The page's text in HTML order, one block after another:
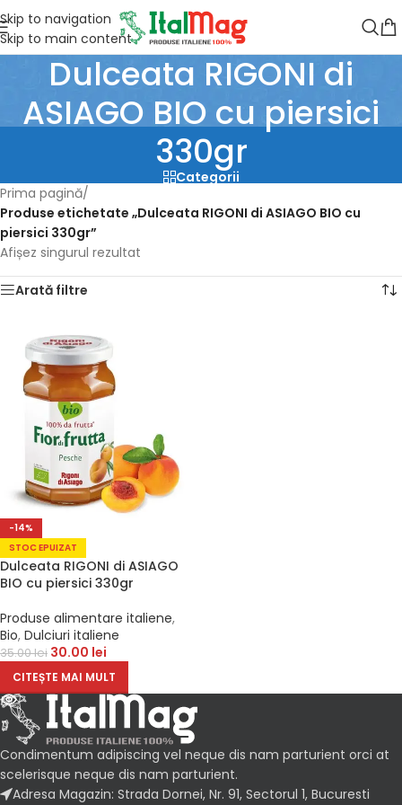
Skip to navigation
Skip to main content
Dulceata RIGONI di
ASIAGO BIO cu piersici
330gr
Categorii
Prima pagină/
Produse etichetate „Dulceata RIGONI di ASIAGO BIO cu
piersici 330gr”
Afișez singurul rezultat
Arată filtre
-14%
STOC EPUIZAT
Dulceata RIGONI di ASIAGO
BIO cu piersici 330gr
Produse alimentare italiene,
Bio, Dulciuri italiene
35.00lei 30.00 lei
CITEȘTE MAI MULT
Condimentum adipiscing vel neque dis nam parturient orci at
scelerisque neque dis nam parturient.
Adresa Magazin: Strada Dornei, Nr. 91, Sectorul 1, Bucuresti